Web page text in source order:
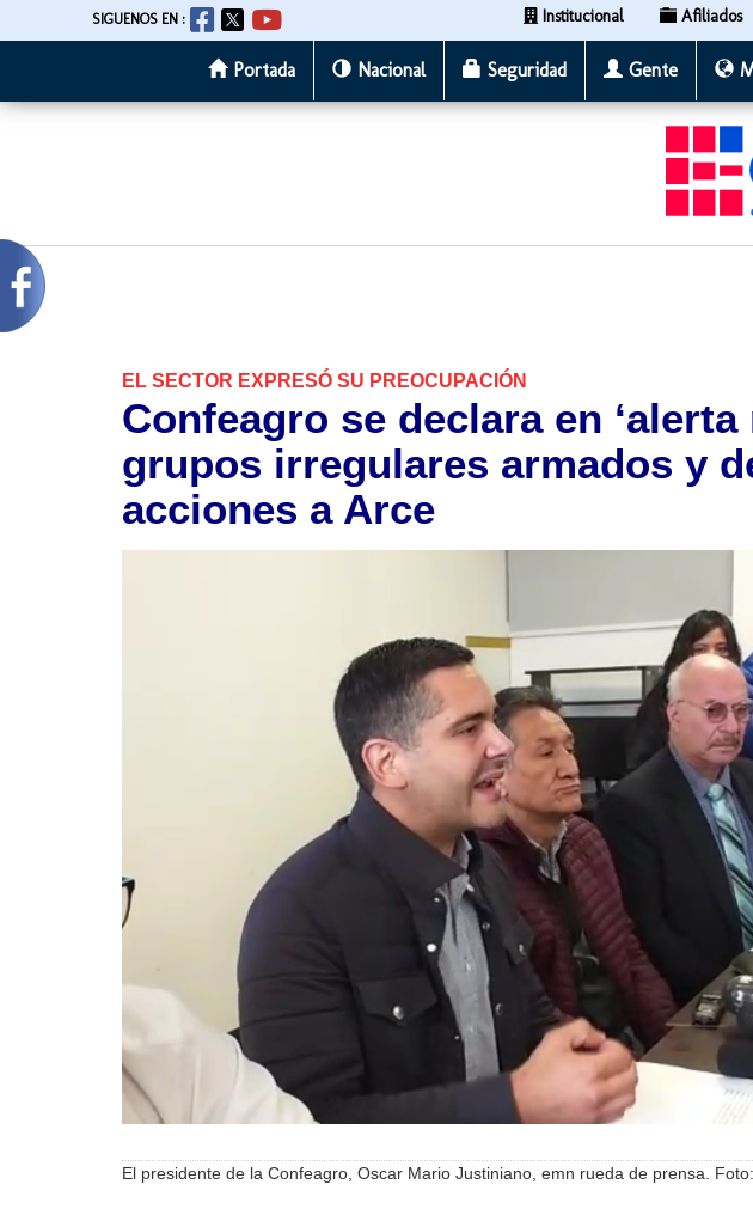
al
SIGUENOS EN : Institucional Afiliados
Portada Nacional Seguridad Gente
EL SECTOR EXPRESÓ SU PREOCUPACIÓN
Confeagro se declara en ‘alerta
grupos irregulares armados y
acciones a Arce
El presidente de la Confeagro, Oscar Mario Justiniano, emn rueda de prensa.